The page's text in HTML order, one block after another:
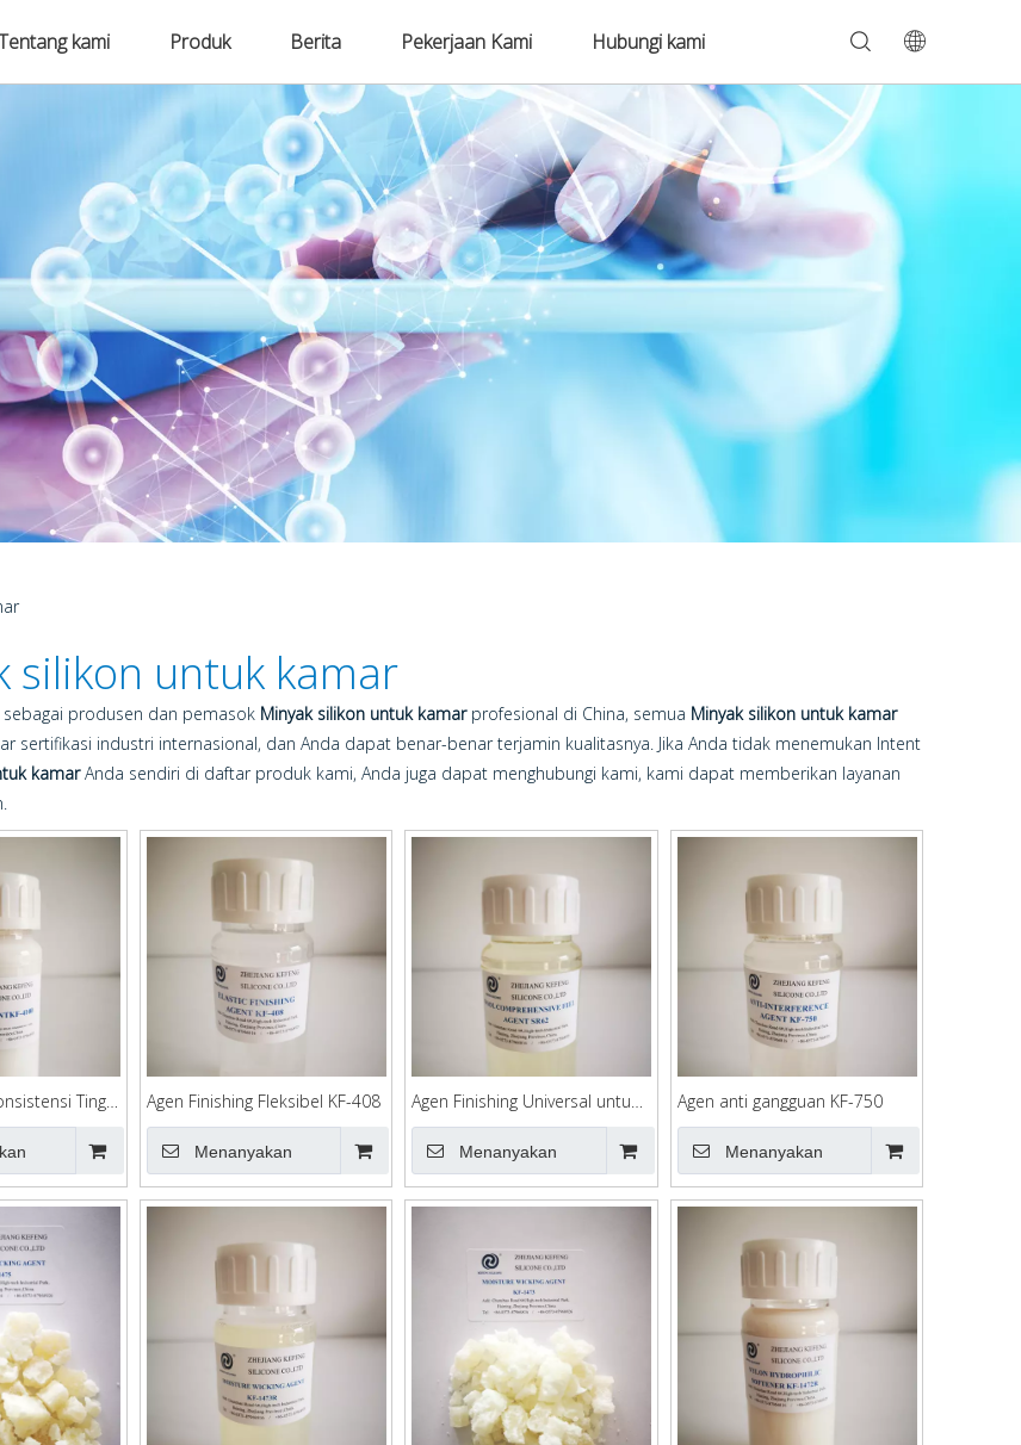
kami Produk Berita Pekerjaan Kami Hubungi kami
silikon untuk kamar
sebagai produsen dan pemasok Minyak silikon untuk kamarprofesional di China, semua Minyak silikon untuk kamar
sertifikasi industri internasional, dan Anda dapat benar-benar terjamin kualitasnya. Jika Anda tidak menemukan Intent
kamarAnda sendiri di daftar produk kami, Anda juga dapat menghubungi kami, kami dapat memberikan layanan
Tinggi
Agen Finishing Fleksibel KF-408
Menanyakan
Agen Finishing Universal untuk
Gagang Wol KF-SR62
Menanyakan
Agen anti gangguan KF-750
Menanyakan